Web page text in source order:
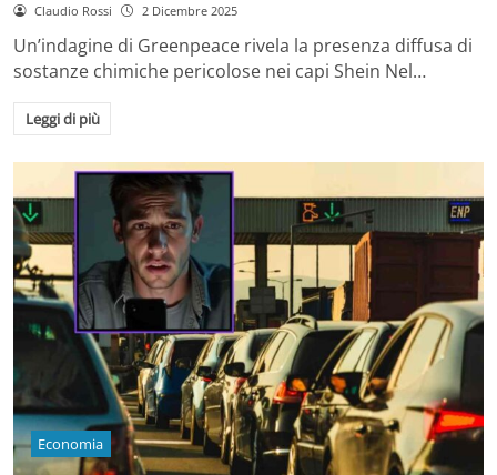
Claudio Rossi 2 Dicembre 2025
Un’indagine di Greenpeace rivela la presenza diffusa di
sostanze chimiche pericolose nei capi Shein Nel…
Leggi di più
Economia